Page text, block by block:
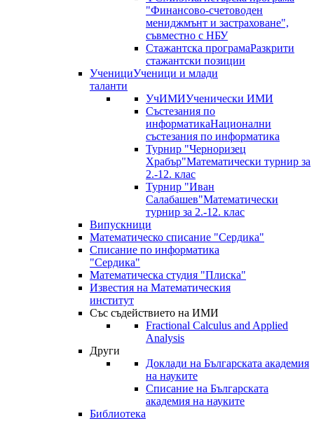
"Финансово-счетоводен
мениджмънт и застраховане",
съвместно с НБУ
Стажантска програмаРазкрити
стажантски позиции
УченициУченици и млади
таланти
УчИМИУченически ИМИ
Състезания по
информатикаНационални
състезания по информатика
Турнир "Черноризец
Храбър"Математически турнир за
2.-12. клас
Турнир "Иван
Салабашев"Математически
турнир за 2.-12. клас
Випускници
Математическо списание "Сердика"
Списание по информатика
"Сердика"
Математическа студия "Плиска"
Известия на Математическия
институт
Със съдействието на ИМИ
Fractional Calculus and Applied
Analysis
Други
Доклади на Българската академия
на науките
Списание на Българската
академия на науките
Библиотека